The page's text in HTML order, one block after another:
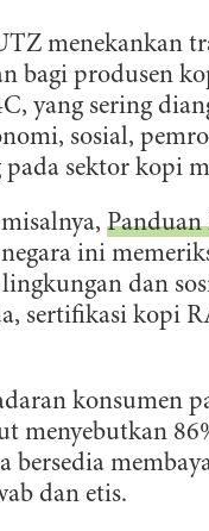
menekankan
bagi produsen
yang sering
sosial,
pada sektor kopi
Panduan
ini
dan
sertifikasi kopi
konsumen
menyebutkan
bersedia
dan etis.